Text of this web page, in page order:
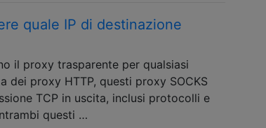
quale IP di destinazione
il proxy trasparente per qualsiasi
dei proxy HTTP, questi proxy SOCKS
TCP in uscita, inclusi protocolli e
questi …